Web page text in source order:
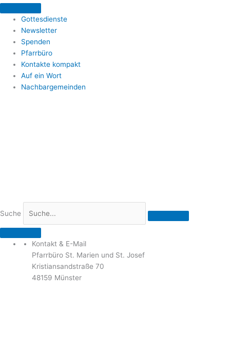
Zum
springen
Gottesdienste
Newsletter
Spenden
Pfarrbüro
Kontakte kompakt
Auf ein Wort
Nachbargemeinden
Suche
Kontakt & E-Mail
Pfarrbüro St. Marien und St. Josef
Kristiansandstraße 70
48159 Münster